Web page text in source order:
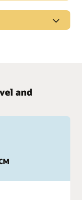
HCM y lo que
and